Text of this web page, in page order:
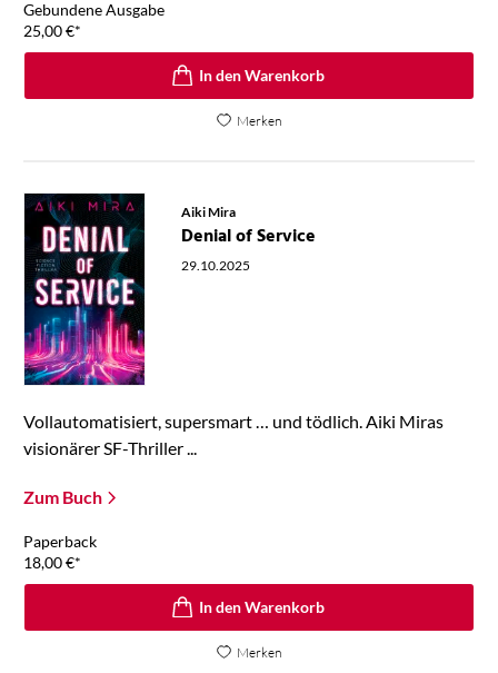
Gebundene Ausgabe
25,00€*
In den Warenkorb
Merken
Aiki Mira
Denial of Service
29.10.2025
Vollautomatisiert, supersmart … und tödlich. Aiki Miras
visionärer SF-Thriller ...
Zum Buch
Paperback
18,00€*
In den Warenkorb
Merken